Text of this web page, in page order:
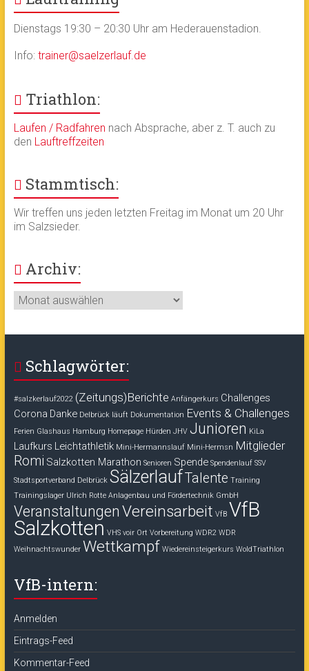
Dienstags 19:30 – 20:30 Uhr am Hederauenstadion.
Info: trainer@saelzerlauf.de
Triathlon:
Laufen / Radfahren nach Absprache, aber z. T. auch zu
den Lauftreffzeiten
Stammtisch:
Wir treffen uns jeden letzten Freitag im Monat um 20 Uhr
im Salzsieder.
Archiv:
Archiv:
Schlagwörter:
#salzkerlauf2022 (Zeitungs)Berichte Anfängerkurs Challenges
Corona Danke Delbrück läuft Dokumentation Events & Challenges
Ferien Glashaus Hamburg Homepage Hürden JHV Junioren KiLa
Laufkurs Leichtathletik Mini-Hermannslauf Mini-Hermsn Mitglieder
Romi Salzkotten Marathon Senioren Spende Spendenlauf SSV
Stadtsportverband Delbrück SälzerlaufTalente Training
Trainingslager Ulrich Rotte Anlagenbau und Fördertechnik GmbH
Veranstaltungen Vereinsarbeit VfB VfB
Salzkotten VHS voir Ort Vorbereitung WDR2 WDR
Weihnachtswunder Wettkampf Wiedereinsteigerkurs WoldTriathlon
VfB-intern:
Anmelden
Eintrags-Feed
Kommentar-Feed